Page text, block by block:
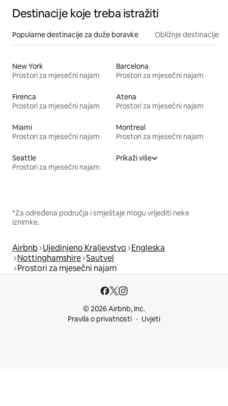
Destinacije koje treba istražiti
Popularne destinacije za duže boravke Obližnje destinacije
New York
Prostori za mjesečni najam
Barcelona
Prostori za mjesečni najam
Firenca
Prostori za mjesečni najam
Atena
Prostori za mjesečni najam
Miami
Prostori za mjesečni najam
Montreal
Prostori za mjesečni najam
Seattle
Prostori za mjesečni najam
Prikaži više
*Za određena područja i smještaje mogu vrijediti neke
iznimke.
Airbnb Ujedinjeno Kraljevstvo Engleska
Nottinghamshire Sautvel
Prostori za mjesečni najam
© 2026 Airbnb, Inc.
Pravila o privatnosti
Uvjeti